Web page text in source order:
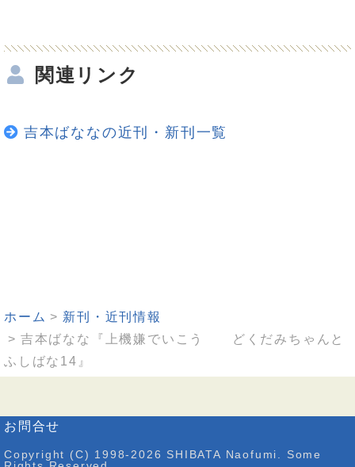
関連リンク
吉本ばななの近刊・新刊一覧
ホーム
新刊・近刊情報
吉本ばなな『上機嫌でいこう どくだみちゃんと
ふしばな14』
お問合せ
Copyright (C) 1998-2026 SHIBATA Naofumi. Some